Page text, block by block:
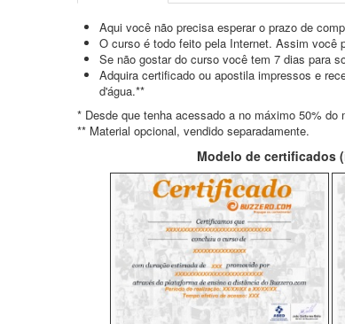
Aqui você não precisa esperar o prazo de
O curso é todo feito pela Internet. Assim você
Se não gostar do curso você tem 7 dias para
Adquira certificado ou apostila impressos e
d'água.**
* Desde que tenha acessado a no máximo 50% do
** Material opcional, vendido separadamente.
Modelo de certificados